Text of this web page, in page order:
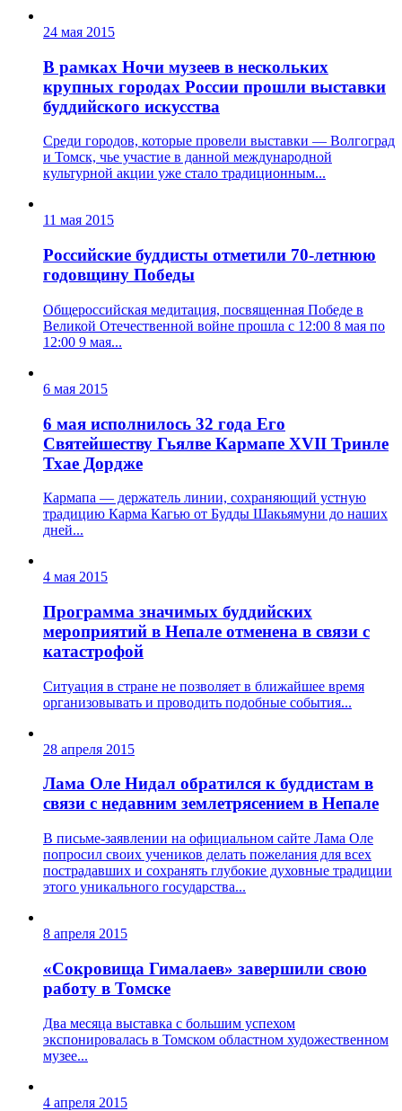
24 мая 2015
В рамках Ночи музеев в нескольких
крупных городах России прошли выставки
буддийского искусства
Среди городов, которые провели выставки — Волгоград
и Томск, чье участие в данной международной
культурной акции уже стало традиционным...
11 мая 2015
Российские буддисты отметили 70-летнюю
годовщину Победы
Общероссийская медитация, посвященная Победе в
Великой Отечественной войне прошла с 12:00 8 мая по
12:00 9 мая...
6 мая 2015
6 мая исполнилось 32 года Его
Святейшеству Гьялве Кармапе XVII Тринле
Тхае Дордже
Кармапа — держатель линии, сохраняющий устную
традицию Карма Кагью от Будды Шакьямуни до наших
дней...
4 мая 2015
Программа значимых буддийских
мероприятий в Непале отменена в связи с
катастрофой
Ситуация в стране не позволяет в ближайшее время
организовывать и проводить подобные события...
28 апреля 2015
Лама Оле Нидал обратился к буддистам в
связи с недавним землетрясением в Непале
В письме-заявлении на официальном сайте Лама Оле
попросил своих учеников делать пожелания для всех
пострадавших и сохранять глубокие духовные традиции
этого уникального государства...
8 апреля 2015
«Сокровища Гималаев» завершили свою
работу в Томске
Два месяца выставка с большим успехом
экспонировалась в Томском областном художественном
музее...
4 апреля 2015